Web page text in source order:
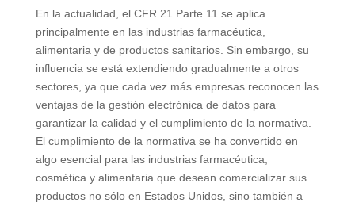
En la actualidad, el CFR 21 Parte 11 se aplica
principalmente en las industrias farmacéutica,
alimentaria y de productos sanitarios. Sin embargo, su
influencia se está extendiendo gradualmente a otros
sectores, ya que cada vez más empresas reconocen las
ventajas de la gestión electrónica de datos para
garantizar la calidad y el cumplimiento de la normativa.
El cumplimiento de la normativa se ha convertido en
algo esencial para las industrias farmacéutica,
cosmética y alimentaria que desean comercializar sus
productos no sólo en Estados Unidos, sino también a